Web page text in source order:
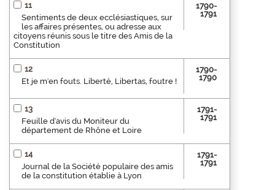
11
Sentiments de deux ecclésiastiques, sur
les affaires présentes, ou adresse aux
citoyens réunis sous le titre des Amis de la
Constitution
1790-
1791
12
Et je m'en fouts. Liberté, Libertas, foutre !
1790-
1790
13
Feuille d'avis du Moniteur du
département de Rhône et Loire
1791-
1791
14
Journal de la Société populaire des amis
de la constitution établie à Lyon
1791-
1791